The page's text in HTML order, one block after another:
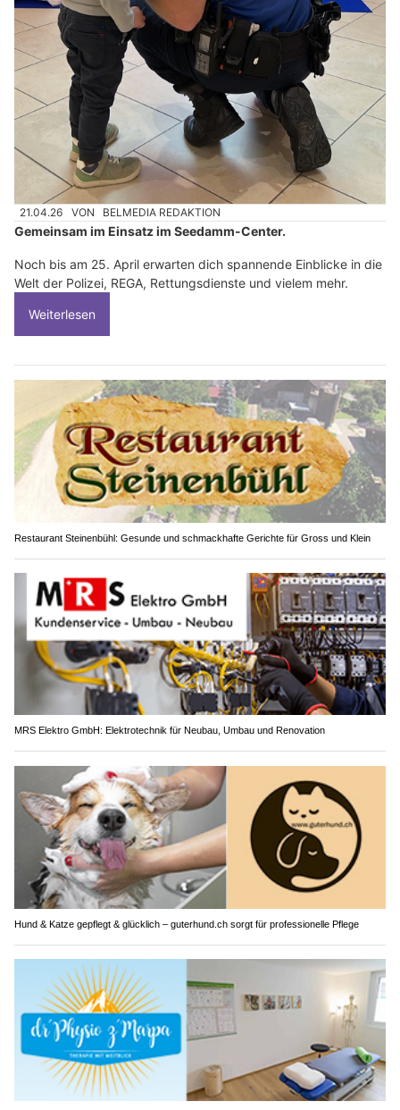
21.04.26 VON BELMEDIA REDAKTION
Gemeinsam im Einsatz im Seedamm-Center.
Noch bis am 25. April erwarten dich spannende Einblicke in die
Welt der Polizei, REGA, Rettungsdienste und vielem mehr.
Weiterlesen
Restaurant Steinenbühl: Gesunde und schmackhafte Gerichte für Gross und Klein
MRS Elektro GmbH: Elektrotechnik für Neubau, Umbau und Renovation
Hund & Katze gepflegt & glücklich – guterhund.ch sorgt für professionelle Pflege